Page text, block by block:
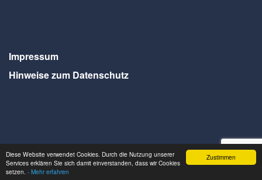
Zustimmen
Diese Website verwendet Cookies. Durch die Nutzung unserer
Services erklären Sie sich damit einverstanden, dass wir Cookies
setzen. - Mehr erfahren
Impressum
Hinweise zum Datenschutz
Webdesign Seventum